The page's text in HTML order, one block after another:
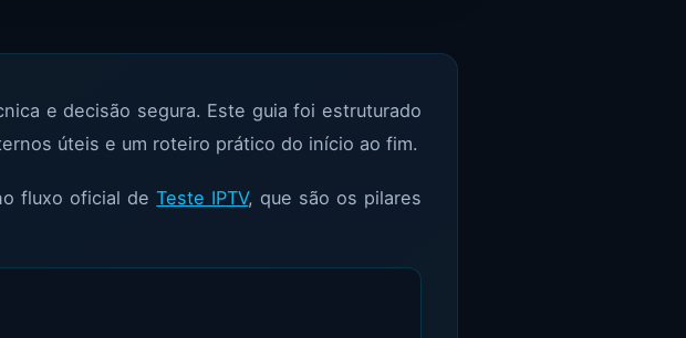
e decisão segura. Este guia foi estruturado
úteis e um roteiro prático do início ao fim.
fluxo oficial deTeste IPTV, que são os pilares